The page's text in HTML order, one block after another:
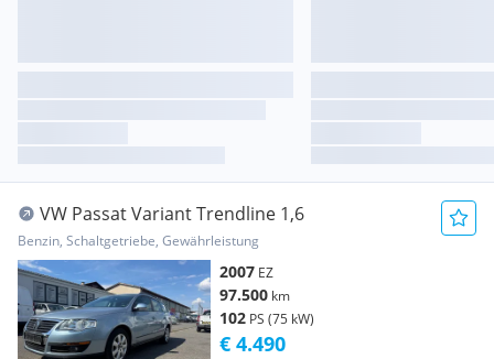
VW Passat Variant Trendline 1,6
Benzin, Schaltgetriebe, Gewährleistung
2007 EZ
97.500 km
102 PS (75 kW)
€ 4.490